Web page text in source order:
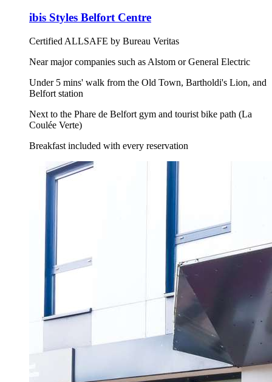
ibis Styles Belfort Centre
Certified ALLSAFE by Bureau Veritas
Near major companies such as Alstom or General Electric
Under 5 mins' walk from the Old Town, Bartholdi's Lion, and
Belfort station
Next to the Phare de Belfort gym and tourist bike path (La
Coulée Verte)
Breakfast included with every reservation